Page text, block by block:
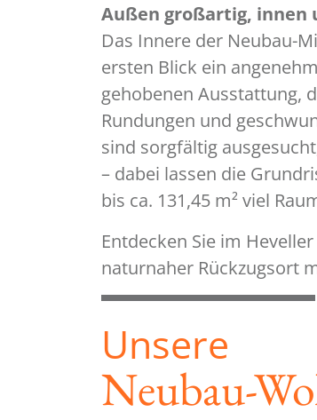
Außen großartig, innen
Das Innere der Neubau-
ersten Blick ein
gehobenen Ausstattung,
Rundungen und
sind sorgfältig
– dabei lassen die
bis ca. 131,45 m² viel
Entdecken Sie im
naturnaher Rückzugsort
Unsere
Neubau-